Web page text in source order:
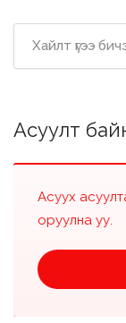
Асуулт
Асуух
оруулна уу.